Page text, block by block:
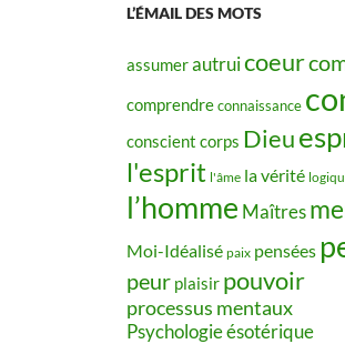
L’ÉMAIL DES MOTS
assumerautruicoeur
comprendreconnaissance
conscient corps Dieu
l'esprit l'âme la vérité
l’homme Maîtres
Moi-Idéalisé paix pensées
peur plaisir pouvoir
processus mentaux
Psychologie ésotérique